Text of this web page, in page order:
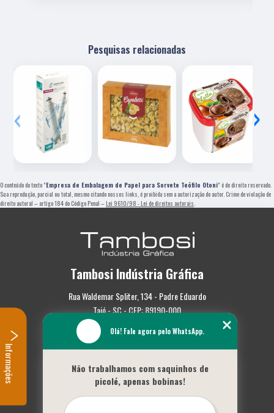
Pesquisas relacionadas
‹ ›
O conteúdo do texto "Empresa de Embalagem de Papel para Sorvete Teófilo Otoni" é de direito reservado.
Sua reprodução, parcial ou total, mesmo citando nossos links, é proibida sem a autorização do autor. Crime de violação de
direito autoral – artigo 184 do Código Penal – Lei 9610/98 - Lei de direitos autorais
Tambosi Indústria Gráfica
Rua Waldemar Spliter, 134 - Padre Eduardo
Taió - SC - CEP: 89190-000
(47) 3562-0587
Empresa
Missão
Serviços
Olá! Fale agora pelo WhatsApp.
Não trabalhamos com saquinhos de
picolé, apenas bobinas!
Informações